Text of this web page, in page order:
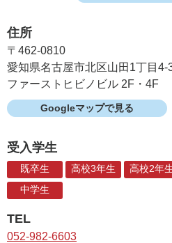
住所
〒462-0810
愛知県名古屋市北区山田1丁目4-
ファーストヒビノビル 2F・4F
Googleマップで見る
受入学生
既卒生 高校3年生 高校2年
中学生
TEL
052-982-6603